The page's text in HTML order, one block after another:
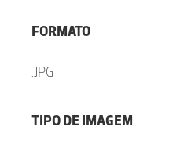
FORMATO
.JPG
TIPO DE IMAGEM